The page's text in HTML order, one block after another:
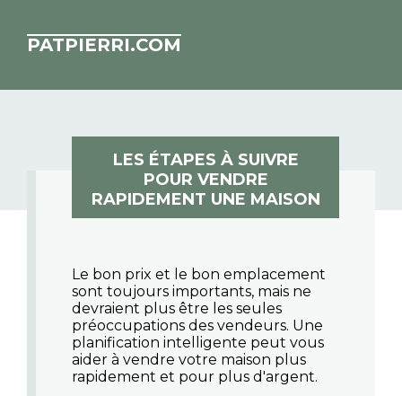
PATPIERRI.COM
LES ÉTAPES À SUIVRE
POUR VENDRE
RAPIDEMENT UNE MAISON
Le bon prix et le bon emplacement
sont toujours importants, mais ne
devraient plus être les seules
préoccupations des vendeurs. Une
planification intelligente peut vous
aider à vendre votre maison plus
rapidement et pour plus d'argent.